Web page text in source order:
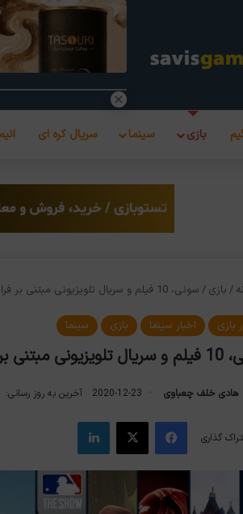
بازی سینما سریال کره ای
/ بازی / سونی، 10 فیلم و سریال تلویزیونی مبتنی بر فرانچایز‌های پلی‌استیشن می‌سازد
بازی اخبار سینما بازی سینما
پلی‌استیشن می‌سازد
هادی خلف چعباوی 2020-12-23 آخرین به روز رسانی: 2021-05-08
گذاری
فیس بوک X لینکدین